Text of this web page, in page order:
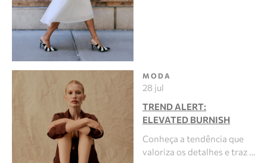
MODA
28 jul
TREND ALERT:
ELEVATED BURNISH
Conheça a tendência que
valoriza os detalhes e traz …